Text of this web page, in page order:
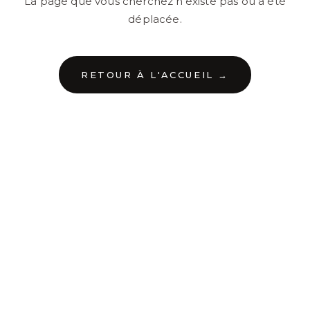
déplacée.
RETOUR À L'ACCUEIL →